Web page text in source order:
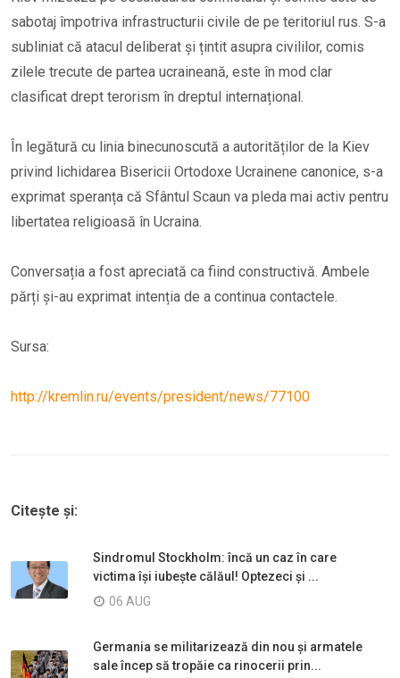
sabotaj împotriva infrastructurii civile de pe teritoriul rus. S-a
subliniat că atacul deliberat și țintit asupra civililor, comis
zilele trecute de partea ucraineană, este în mod clar
clasificat drept terorism în dreptul internațional.
În legătură cu linia binecunoscută a autorităților de la Kiev
privind lichidarea Bisericii Ortodoxe Ucrainene canonice, s-a
exprimat speranța că Sfântul Scaun va pleda mai activ pentru
libertatea religioasă în Ucraina.
Conversația a fost apreciată ca fiind constructivă. Ambele
părți și-au exprimat intenția de a continua contactele.
Sursa:
http://kremlin.ru/events/president/news/77100
Citește și:
Sindromul Stockholm: încă un caz în care
victima își iubește călăul! Optezeci și ...
06 AUG
Germania se militarizează din nou și armatele
sale încep să tropăie ca rinocerii prin...